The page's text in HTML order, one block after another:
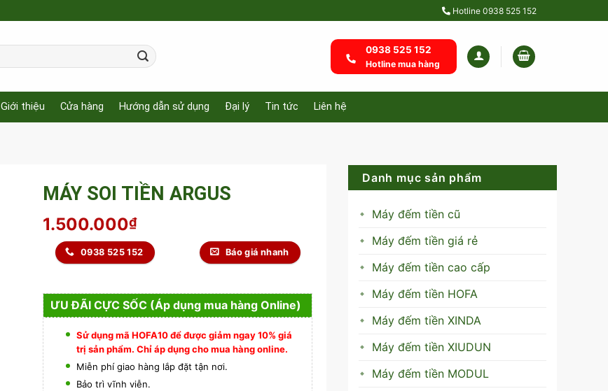
Hotline 0938 525 152
0938 525 152
Hotline mua hàng
Giới thiệu Cửa hàng Hướng dẫn sử dụng Đại lý Tin tức Liên hệ
Danh mục sản phẩm
Máy đếm tiền cũ
Máy đếm tiền giá rẻ
Máy đếm tiền cao cấp
Máy đếm tiền HOFA
Máy đếm tiền XINDA
Máy đếm tiền XIUDUN
Máy đếm tiền MODUL
MÁY SOI TIỀN ARGUS
1.500.000₫
0938 525 152 Báo giá nhanh
ƯU ĐÃI CỰC SỐC (Áp dụng mua hàng Online)
Sử dụng mã HOFA10 để được giảm ngay 10% giá
trị sản phẩm. Chỉ áp dụng cho mua hàng online.
Miễn phí giao hàng lắp đặt tận nơi.
Bảo trì vĩnh viễn.